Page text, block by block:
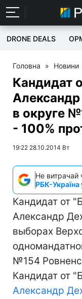
DRONE DEALS
Головна » Новини
Кандидат
в округе
- 100%
19:22 28.10.2014 Вт
Не витрачай
РБК-Україна
Кандидат от
Александр
выборах
№154
Кандидат от
Александр